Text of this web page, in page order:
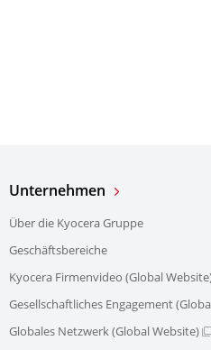
Unternehmen
Über die Kyocera Gruppe
Geschäftsbereiche
Kyocera Firmenvideo (Global
Gesellschaftliches Engagement
Globales Netzwerk (Global Website)